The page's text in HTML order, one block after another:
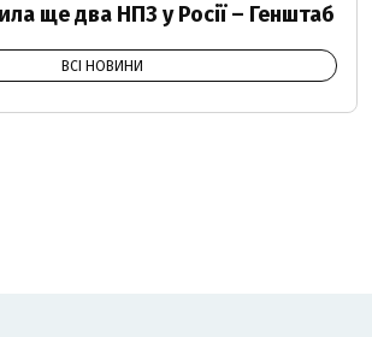
ще два НПЗ у Росії – Генштаб
ВСІ НОВИНИ